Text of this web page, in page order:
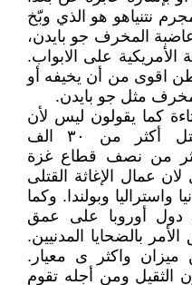
نتنياهو هو الذي وبّخ
المخرف جو بايدن،
الأمريكية على الابواب.
اقوى من أن يخيفه أو
مثل جو بايدن.
كما يقولون ليس لأن
جيش الاحتلال الاسرائيلي قتل أكثر من ٣٠ الف
من نصف قطاع غزة
عمال الإغاثة القتلى
وبولندا. وكما
دول أوروبا على عمق
بالضحايا المدنيين.
واكثر ى معيار.
الثقيل ومن أجله تقوم